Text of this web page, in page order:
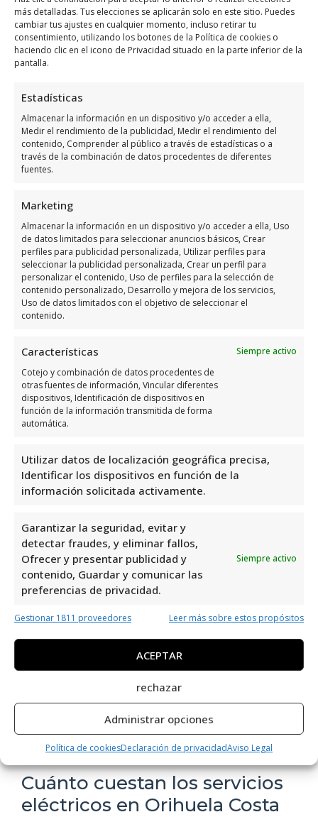
más detalladas. Tus elecciones se aplicarán solo en este sitio. Puedes
cambiar tus ajustes en cualquier momento, incluso retirar tu
consentimiento, utilizando los botones de la Política de cookies o
haciendo clic en el icono de Privacidad situado en la parte inferior de la
pantalla.
Estadísticas
Almacenar la información en un dispositivo y/o acceder a ella,
Medir el rendimiento de la publicidad, Medir el rendimiento del
contenido, Comprender al público a través de estadísticas o a
través de la combinación de datos procedentes de diferentes
fuentes.
Marketing
Almacenar la información en un dispositivo y/o acceder a ella, Uso
de datos limitados para seleccionar anuncios básicos, Crear
perfiles para publicidad personalizada, Utilizar perfiles para
seleccionar la publicidad personalizada, Crear un perfil para
personalizar el contenido, Uso de perfiles para la selección de
contenido personalizado, Desarrollo y mejora de los servicios,
Uso de datos limitados con el objetivo de seleccionar el
contenido.
Características
Siempre activo
Cotejo y combinación de datos procedentes de
otras fuentes de información, Vincular diferentes
dispositivos, Identificación de dispositivos en
función de la información transmitida de forma
automática.
Utilizar datos de localización geográfica precisa,
Identificar los dispositivos en función de la
información solicitada activamente.
Garantizar la seguridad, evitar y
detectar fraudes, y eliminar fallos,
Ofrecer y presentar publicidad y
contenido, Guardar y comunicar las
preferencias de privacidad.
Siempre activo
Gestionar 1811 proveedores Leer más sobre estos propósitos
ACEPTAR
rechazar
Administrar opciones
Política de cookiesDeclaración de privacidadAviso Legal
servicio eléctrico.
Estos servicios adicionales pueden ser un
factor decisivo al elegir una compañía
suministro de energía, sino también el
apoyo necesario para mantener el sistema
en óptimas condiciones.
Suministro de energía
El suministro de energía es el servicio
principal que ofrecen las compañías
eléctricas. Este servicio implica la provisión
continua y estable de electricidad a hogares
y negocios. Elegir una compañía confiable es
crucial para evitar interrupciones en el
diarias y causar inconvenientes
significativos. Una compañía con un historial
comprobado de confiabilidad y eficiencia en
el suministro de energía es generalmente
una elección segura.
Mantenimiento y soporte
técnico
servicios esenciales que pueden ofrecer las
compañías eléctricas. Estos servicios
incluyen la resolución de problemas
técnicos, mantenimiento preventivo para
emergencias eléctricas. Un buen servicio de
del sistema eléctrico y garantizar su
funcionamiento eficiente. Además, un
soporte técnico accesible y eficiente puede
resolver problemas rápidamente,
minimizando cualquier inconveniente.
Cuánto cuestan los servicios
eléctricos en Orihuela Costa